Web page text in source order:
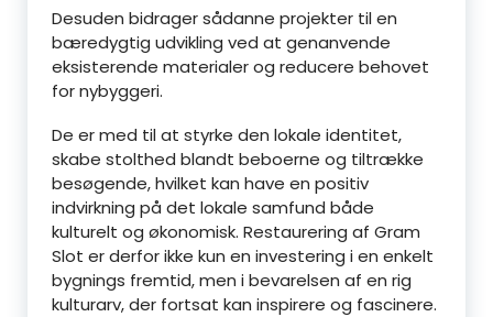
Desuden bidrager sådanne projekter til en
bæredygtig udvikling ved at genanvende
eksisterende materialer og reducere behovet
for nybyggeri.
De er med til at styrke den lokale identitet,
skabe stolthed blandt beboerne og tiltrække
besøgende, hvilket kan have en positiv
indvirkning på det lokale samfund både
kulturelt og økonomisk. Restaurering af Gram
Slot er derfor ikke kun en investering i en enkelt
bygnings fremtid, men i bevarelsen af en rig
kulturarv, der fortsat kan inspirere og fascinere.